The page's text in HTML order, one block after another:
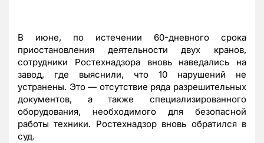
В июне, по истечении 60-дневного срока
приостановления деятельности двух кранов,
сотрудники Ростехнадзора вновь наведались на
завод, где выяснили, что 10 нарушений не
устранены. Это — отсутствие ряда разрешительных
документов, а также специализированного
оборудования, необходимого для безопасной
работы техники. Ростехнадзор вновь обратился в
суд.